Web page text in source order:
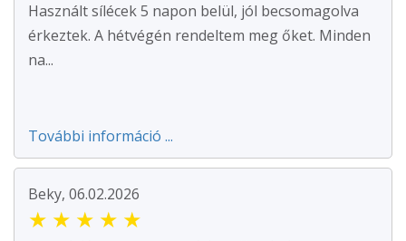
Használt sílécek 5 napon belül, jól becsomagolva
érkeztek. A hétvégén rendeltem meg őket. Minden
na...
További információ ...
Beky, 06.02.2026
★ ★ ★ ★ ★